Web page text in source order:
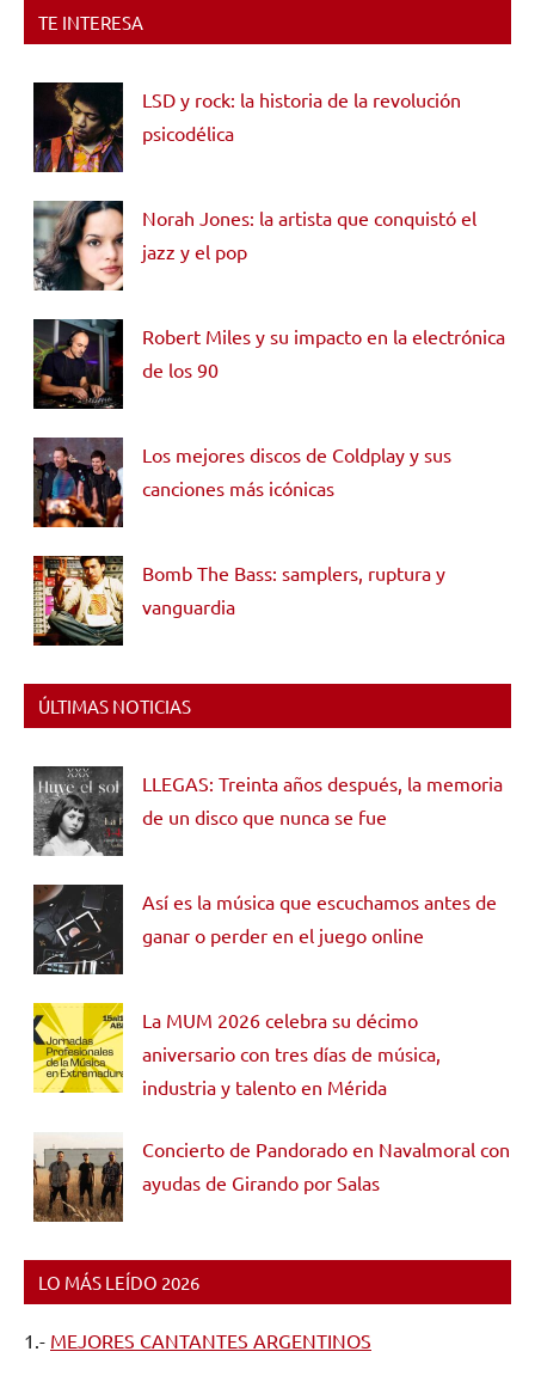
TE INTERESA
LSD y rock: la historia de la revolución
psicodélica
Norah Jones: la artista que conquistó el
jazz y el pop
Robert Miles y su impacto en la electrónica
de los 90
Los mejores discos de Coldplay y sus
canciones más icónicas
Bomb The Bass: samplers, ruptura y
vanguardia
ÚLTIMAS NOTICIAS
LLEGAS: Treinta años después, la memoria
de un disco que nunca se fue
Así es la música que escuchamos antes de
ganar o perder en el juego online
La MUM 2026 celebra su décimo
aniversario con tres días de música,
industria y talento en Mérida
Concierto de Pandorado en Navalmoral con
ayudas de Girando por Salas
LO MÁS LEÍDO 2026
1.- MEJORES CANTANTES ARGENTINOS